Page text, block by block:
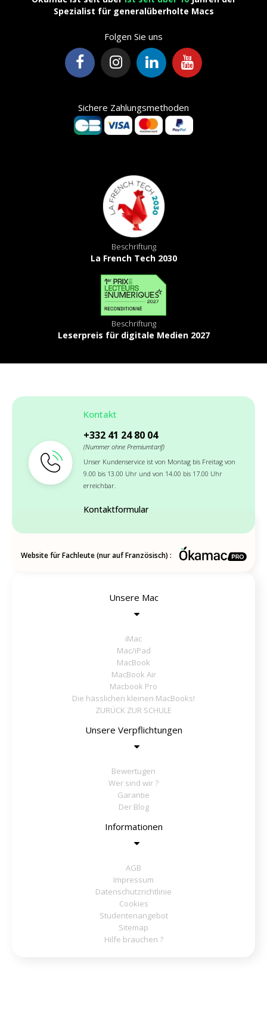
Spezialist für generalüberholte Macs
Folgen Sie uns
Sichere Zahlungsmethoden
Beschriftung
La French Tech 2030
Beschriftung
Leserpreis für digitale Medien 2027
Kontakt
+332 41 24 80 04
(Nummer ohne Premiumtarif)
Unser Kundenservice ist von Montag bis Freitag von
9.00 bis 13.00 Uhr und von 14.00 bis 17.00 Uhr
erreichbar.
Kontaktformular
Website für Fachleute (nur auf Französisch) :
Unsere Mac
iMac
Mac/iPad
MacBook
MacBook Air
Macbook Pro
Die hässlichen kleinen MacBooks!
ZURÜCK ZUR SCHULE
Unsere Verpflichtungen
Bewertugen
Wer sind wir ?
Garantie
Der Blog
Informationen
AGB
Impressum
Datenschutzrichtlinie
Cookies
Studentenangebot
Sitemap
Hilfe brauchen ?